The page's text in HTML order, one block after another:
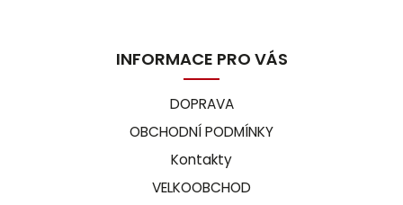
INFORMACE PRO VÁS
DOPRAVA
OBCHODNÍ PODMÍNKY
Kontakty
VELKOOBCHOD